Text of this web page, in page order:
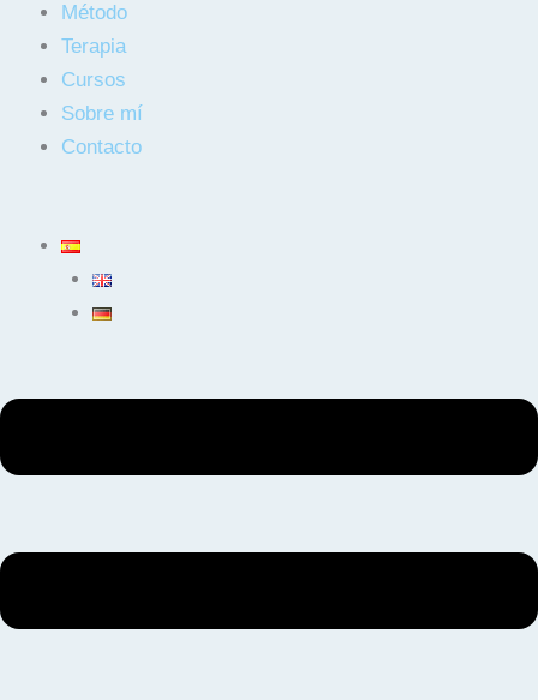
Método
Terapia
Cursos
Sobre mí
Contacto